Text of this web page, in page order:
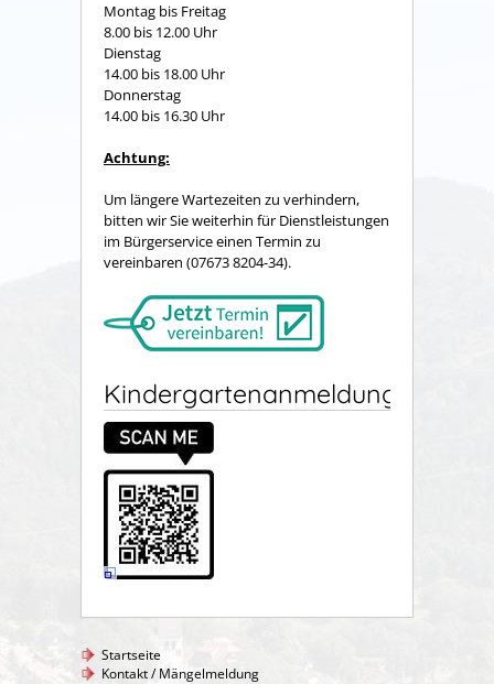
Montag bis Freitag
8.00 bis 12.00 Uhr
Dienstag
14.00 bis 18.00 Uhr
Donnerstag
14.00 bis 16.30 Uhr
Achtung:
Um längere Wartezeiten zu verhindern,
bitten wir Sie weiterhin für Dienstleistungen
im Bürgerservice einen Termin zu
vereinbaren (07673 8204-34).
Kindergartenanmeldung
Startseite
Kontakt / Mängelmeldung